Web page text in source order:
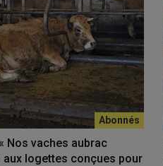
Nos vaches aubrac
aux logettes conçues pour